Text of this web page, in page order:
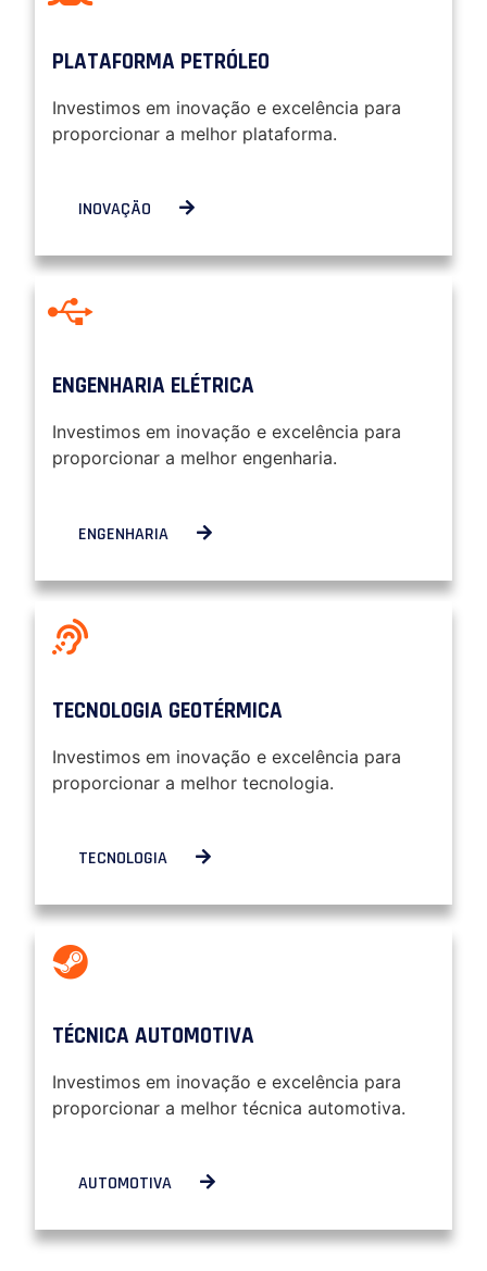
PLATAFORMA PETRÓLEO
Investimos em inovação e excelência para
proporcionar a melhor plataforma.
INOVAÇÃO
ENGENHARIA ELÉTRICA
Investimos em inovação e excelência para
proporcionar a melhor engenharia.
ENGENHARIA
TECNOLOGIA GEOTÉRMICA
Investimos em inovação e excelência para
proporcionar a melhor tecnologia.
TECNOLOGIA
TÉCNICA AUTOMOTIVA
Investimos em inovação e excelência para
proporcionar a melhor técnica automotiva.
AUTOMOTIVA